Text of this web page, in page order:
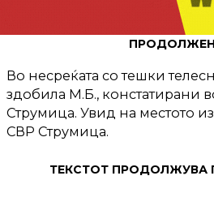
Во несреќата со тешки
здобила М.Б., констатирани
Струмица. Увид на местото
СВР Струмица.
ТЕКСТОТ ПРОДОЛЖУВА